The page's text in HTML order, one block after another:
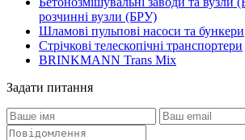
розчинні вузли (БРУ)
Шламові пульпові насоси та бункери
Стрічкові телескопічні транспортери
BRINKMANN Trans Mix
Задати питання